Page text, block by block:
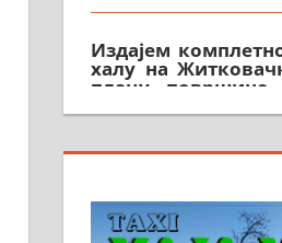
халу на
плацу
064/321-80-51; 063/
На продају
Зеленом виру у
Могућа замена.